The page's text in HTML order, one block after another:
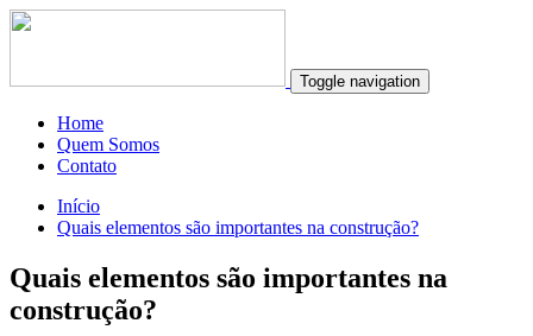
Toggle navigation
Home
Quem Somos
Contato
Início
Quais elementos são importantes na construção?
Quais elementos são importantes na
construção?